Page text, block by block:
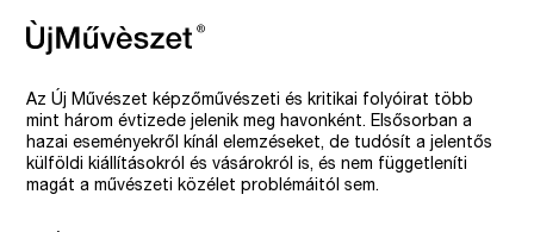
Az Új Művészet képzőművészeti és kritikai folyóirat több
mint három évtizede jelenik meg havonként. Elsősorban a
hazai eseményekről kínál elemzéseket, de tudósít a jelentős
külföldi kiállításokról és vásárokról is, és nem függetleníti
magát a művészeti közélet problémáitól sem.